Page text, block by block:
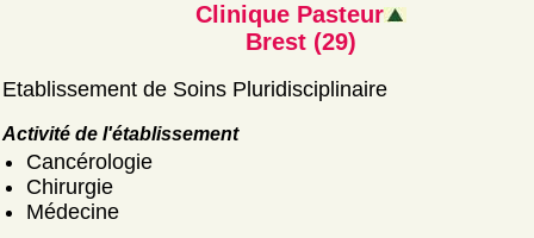
Clinique Pasteur
Brest (29)
Etablissement de Soins Pluridisciplinaire
Activité de l'établissement
Cancérologie
Chirurgie
Médecine